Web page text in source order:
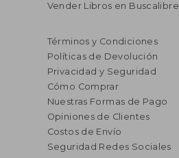
Vender Libros en Buscalibre
Términos y Condiciones
Políticas de Devolución
Privacidad y Seguridad
Cómo Comprar
Nuestras Formas de Pago
Opiniones de Clientes
Costos de Envío
Seguridad Redes Sociales